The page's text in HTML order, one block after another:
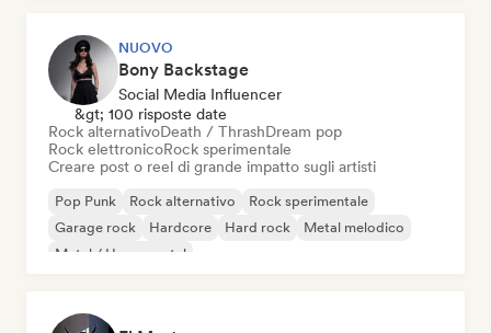
NUOVO
Bony Backstage
Social Media Influencer
&gt; 100 risposte date
Rock alternativoDeath / ThrashDream pop
Rock elettronicoRock sperimentale
Creare post o reel di grande impatto sugli artisti
Pop Punk Rock alternativo
Rock sperimentale
Garage rock
Hardcore Hard rock
Metal melodico
Metal / Heavy metal